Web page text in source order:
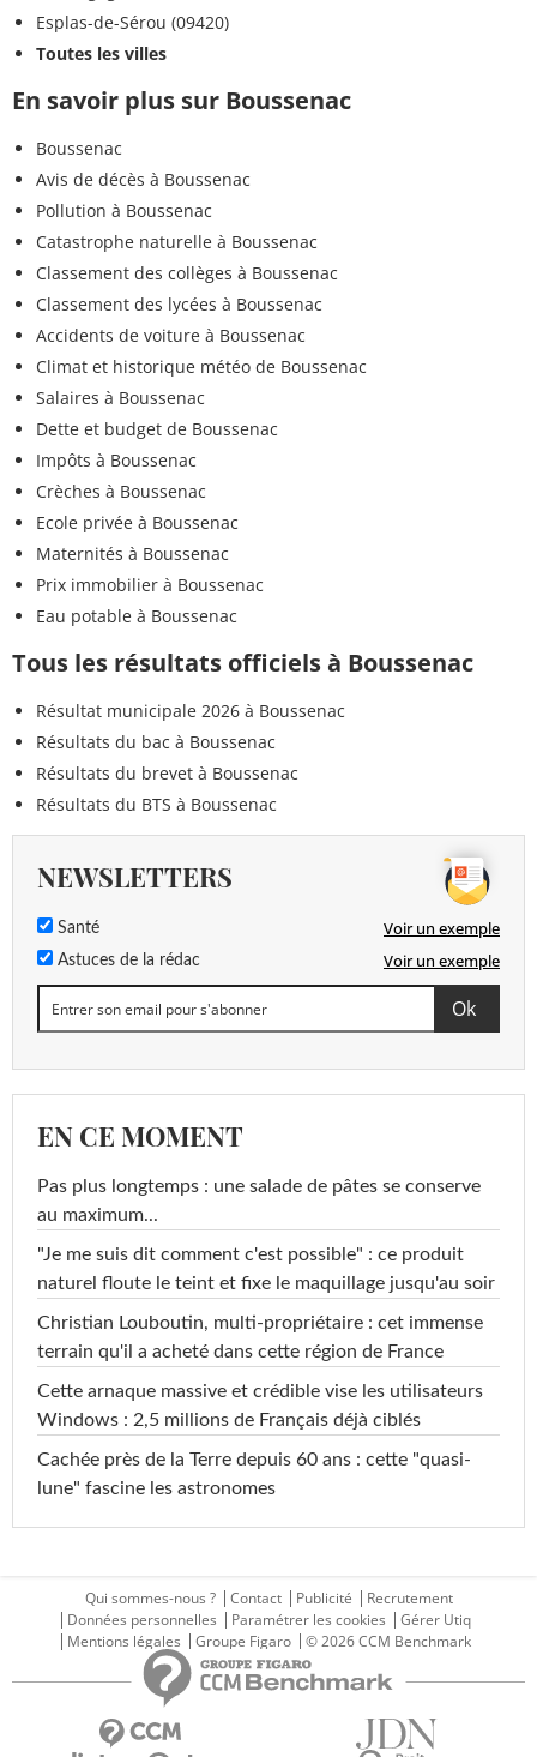
Esplas-de-Sérou (09420)
Toutes les villes
En savoir plus sur Boussenac
Boussenac
Avis de décès à Boussenac
Pollution à Boussenac
Catastrophe naturelle à Boussenac
Classement des collèges à Boussenac
Classement des lycées à Boussenac
Accidents de voiture à Boussenac
Climat et historique météo de Boussenac
Salaires à Boussenac
Dette et budget de Boussenac
Impôts à Boussenac
Crèches à Boussenac
Ecole privée à Boussenac
Maternités à Boussenac
Prix immobilier à Boussenac
Eau potable à Boussenac
Tous les résultats officiels à Boussenac
Résultat municipale 2026 à Boussenac
Résultats du bac à Boussenac
Résultats du brevet à Boussenac
Résultats du BTS à Boussenac
NEWSLETTERS
Santé Voir un exemple
Astuces de la rédac Voir un exemple
EN CE MOMENT
Pas plus longtemps : une salade de pâtes se conserve
au maximum...
"Je me suis dit comment c'est possible" : ce produit
naturel floute le teint et fixe le maquillage jusqu'au soir
Christian Louboutin, multi-propriétaire : cet immense
terrain qu'il a acheté dans cette région de France
Cette arnaque massive et crédible vise les utilisateurs
Windows : 2,5 millions de Français déjà ciblés
Cachée près de la Terre depuis 60 ans : cette "quasi-
lune" fascine les astronomes
Qui sommes-nous ? Contact Publicité
Recrutement
Données personnelles
Paramétrer les cookies
Gérer Utiq
Mentions légales
Groupe Figaro © 2026 CCM Benchmark